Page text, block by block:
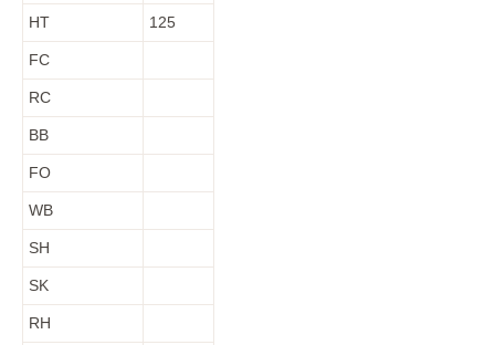
HT 125
FC
RC
BB
FO
WB
SH
SK
RH